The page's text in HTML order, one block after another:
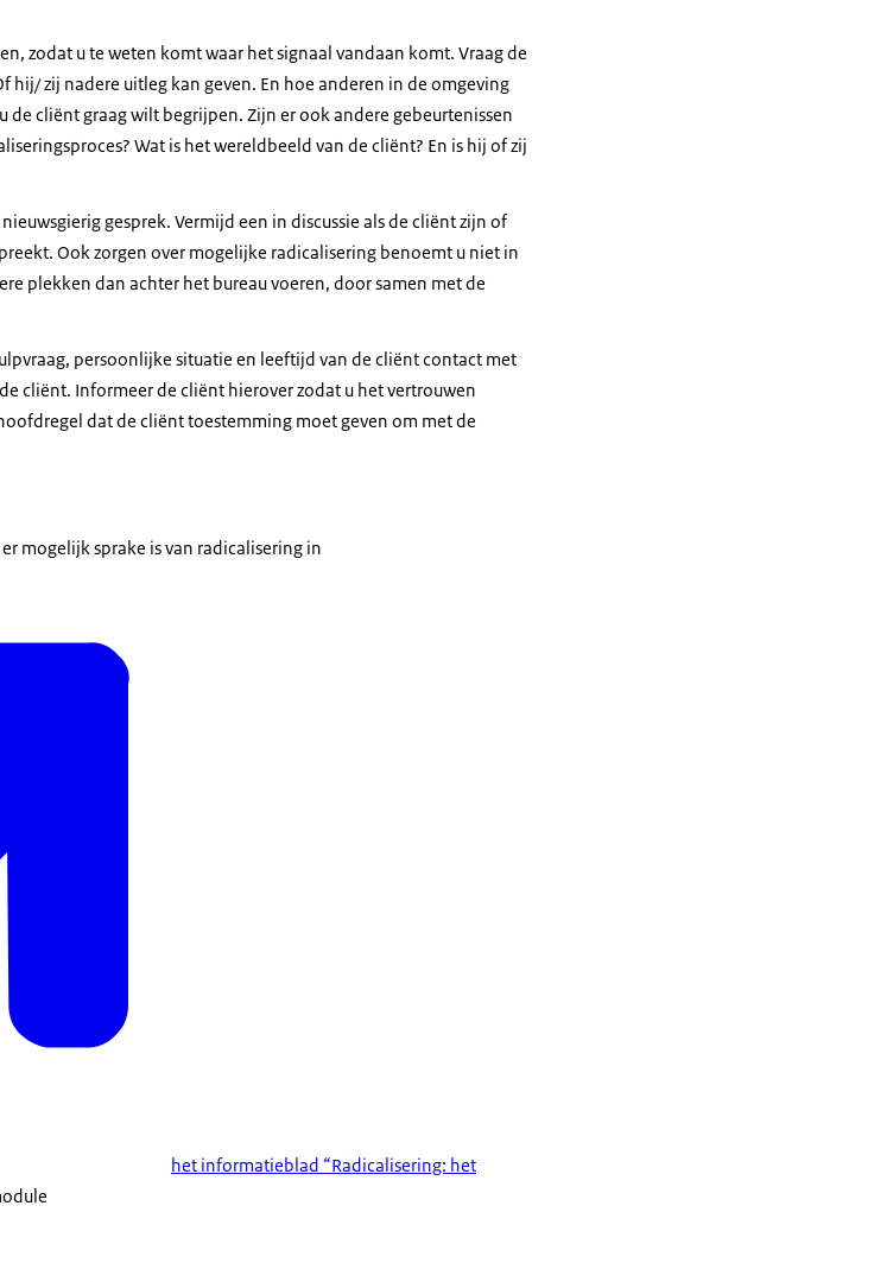
zodat u te weten komt waar het signaal vandaan komt. Vraag de
zij nadere uitleg kan geven. En hoe anderen in de omgeving
de cliënt graag wilt begrijpen. Zijn er ook andere gebeurtenissen
Wat is het wereldbeeld van de cliënt? En is hij of zij
gesprek. Vermijd een in discussie als de cliënt zijn of
Ook zorgen over mogelijke radicalisering benoemt u niet in
plekken dan achter het bureau voeren, door samen met de
persoonlijke situatie en leeftijd van de cliënt contact met
cliënt. Informeer de cliënt hierover zodat u het vertrouwen
dat de cliënt toestemming moet geven om met de
mogelijk sprake is van radicalisering in
het informatieblad “Radicalisering: het